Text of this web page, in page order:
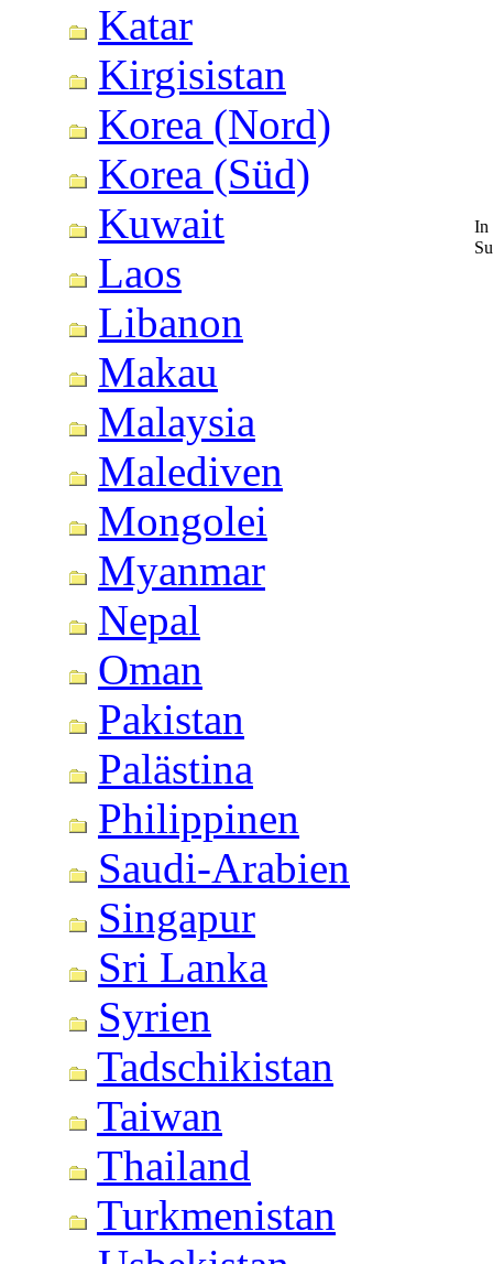
Katar
Kirgisistan
Korea (Nord)
Korea (Süd)
Kuwait
Laos
Libanon
Makau
Malaysia
Malediven
Mongolei
Myanmar
Nepal
Oman
Pakistan
Palästina
Philippinen
Saudi-Arabien
Singapur
Sri Lanka
Syrien
Tadschikistan
Taiwan
Thailand
Turkmenistan
In